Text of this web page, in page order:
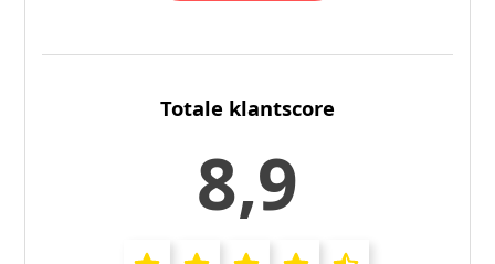
Totale klantscore
8,9